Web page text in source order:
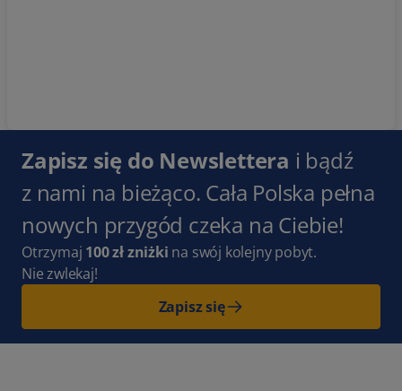
Zapisz się do Newslettera i bądź
z nami na bieżąco. Cała Polska pełna
nowych przygód czeka na Ciebie!
Otrzymaj 100 zł zniżki na swój kolejny pobyt.
Nie zwlekaj!
Zapisz się